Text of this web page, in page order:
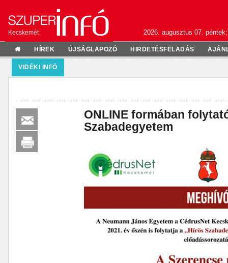
Kecskemét 2026. augusztus 07.
HÍREK ÚJSÁGLAPOZÓ HIRDETÉSFELADÁS
VIDÉKI INFÓ
ONLINE formában
Szabadegyetem